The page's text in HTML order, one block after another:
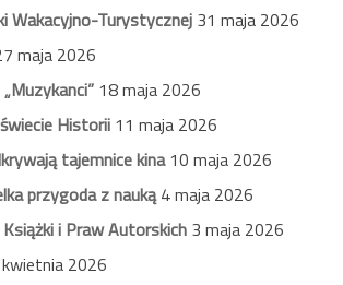
Wakacyjno-Turystycznej 31 maja 2026
maja 2026
18 maja 2026
Historii 11 maja 2026
tajemnice kina10 maja 2026
przygoda z nauką4 maja 2026
i Praw Autorskich 3 maja 2026
2026